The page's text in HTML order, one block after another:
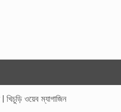
| খিচুড়ি ওয়েব ম্যাগাজিন